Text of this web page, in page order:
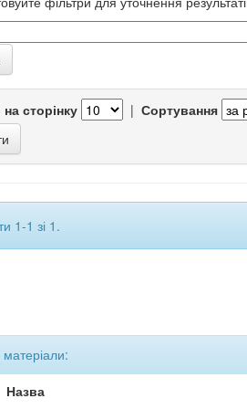
сторінку | Сортування
1-1 зі 1.
Назва